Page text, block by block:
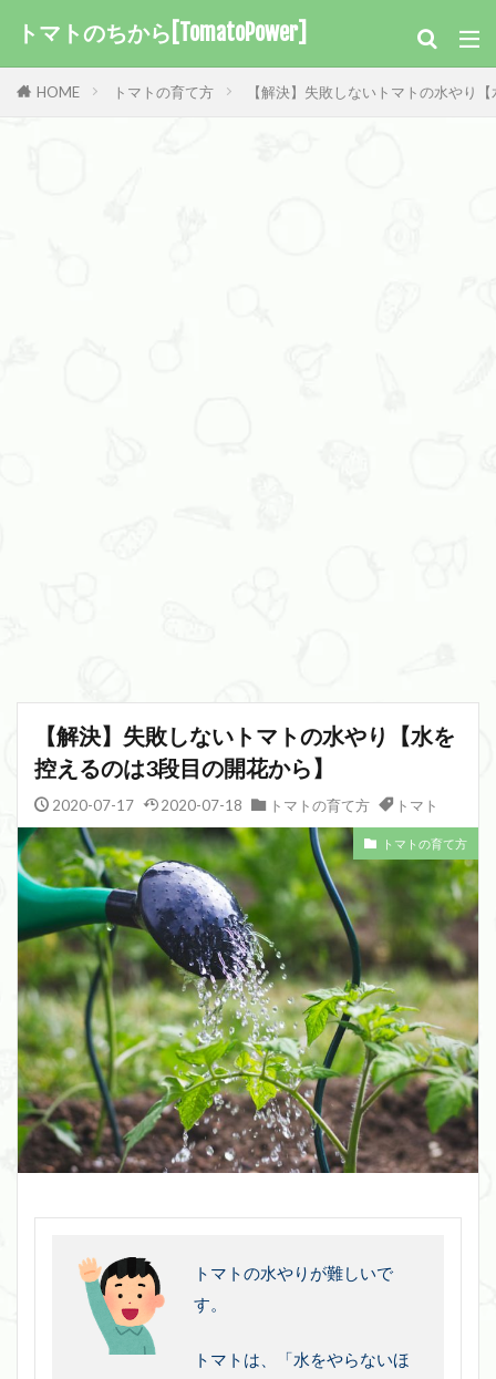
トマトのちから[TomatoPower]
HOME トマトの育て方 【解決】失敗しないトマトの水やり
【解決】失敗しないトマトの水やり【水を
控えるのは3段目の開花から】
2020-07-17 2020-07-18 トマトの育て方 トマト
トマトの育て方
トマトの水やりが難しいで
す。
トマトは、「水をやらないほ